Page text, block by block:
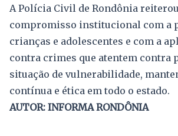
A Polícia Civil de Rondônia
compromisso institucional com a
crianças e adolescentes e com a
contra crimes que atentem contra
situação de vulnerabilidade,
contínua e ética em todo o estado.
AUTOR: INFORMA RONDÔNIA